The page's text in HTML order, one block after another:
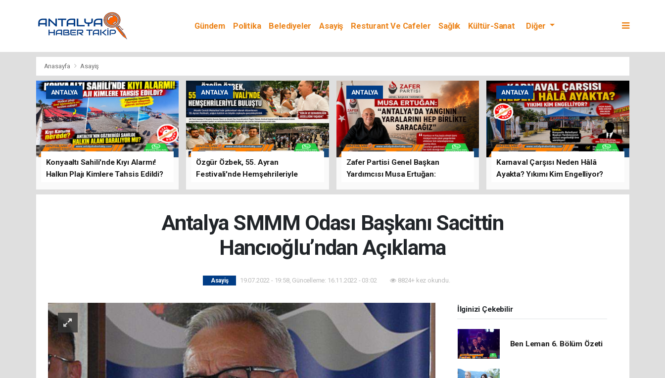
Gündem Politika Belediyeler Asayiş Resturant Ve Cafeler Sağlık
Kültür-Sanat
Diğer
Anasayfa Asayiş
ANTALYA
Konyaaltı Sahili'nde Kıyı Alarmı!
Halkın Plajı Kimlere Tahsis Edildi?
ANTALYA
Özgür Özbek, 55. Ayran
Festivali'nde Hemşehrileriyle
ANTALYA
Zafer Partisi Genel Başkan
Yardımcısı Musa Ertuğan:
ANTALYA
Karnaval Çarşısı Neden Hâlâ
Ayakta? Yıkımı Kim Engelliyor?
Antalya SMMM Odası Başkanı Sacittin
Hancıoğlu’ndan Açıklama
Asayiş 19.07.2022 - 19:58, Güncelleme: 16.11.2022 - 03:02 8824+ kez okundu.
İlginizi Çekebilir
Ben Leman 6. Bölüm Özeti